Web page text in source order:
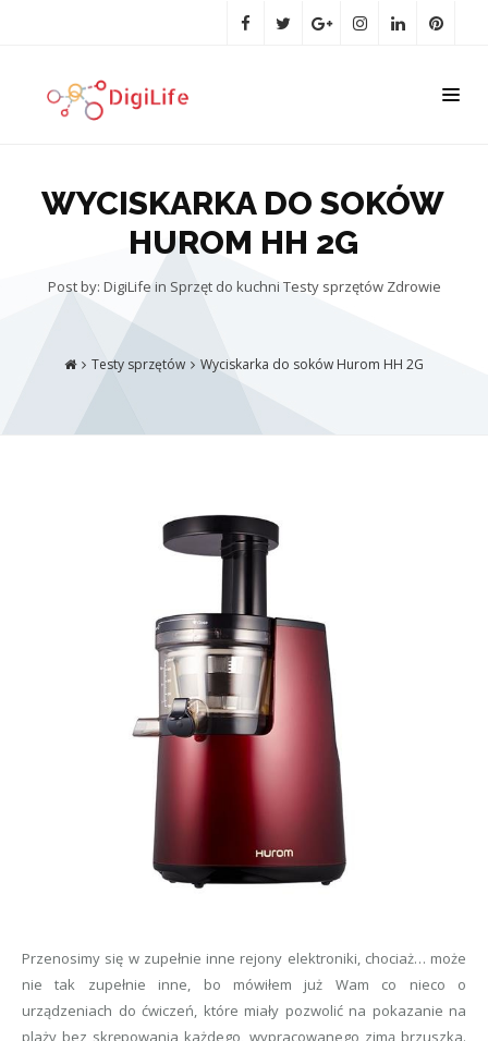
WYCISKARKA DO SOKÓW
HUROM HH 2G
Post by: DigiLife in Sprzęt do kuchni Testy sprzętów Zdrowie
Testy sprzętów Wyciskarka do soków Hurom HH 2G
Przenosimy się w zupełnie inne rejony elektroniki, chociaż… może
nie tak zupełnie inne, bo mówiłem już Wam co nieco o
urządzeniach do ćwiczeń, które miały pozwolić na pokazanie na
plaży bez skrępowania każdego, wypracowanego zimą brzuszka.